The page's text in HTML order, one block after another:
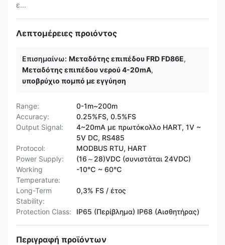
ε...
Λεπτομέρειες προιόντος
Επισημαίνω: Μεταδότης επιπέδου FRD FD86E,
Μεταδότης επιπέδου νερού 4-20mA,
υποβρύχιο πομπό με εγγύηση
Range:
0-1m~200m
Accuracy:
0.25%FS, 0.5%FS
Output Signal:
4~20mA με πρωτόκολλο HART, 1V ~
5V DC, RS485
Protocol:
MODBUS RTU, HART
Power Supply:
(16～28)VDC (συνιστάται 24VDC)
Working
Temperature:
-10℃ ~ 60℃
Long-Term
Stability:
0,3% FS / έτος
Protection Class: IP65 (Περίβλημα) IP68 (Αισθητήρας)
Περιγραφή προϊόντων